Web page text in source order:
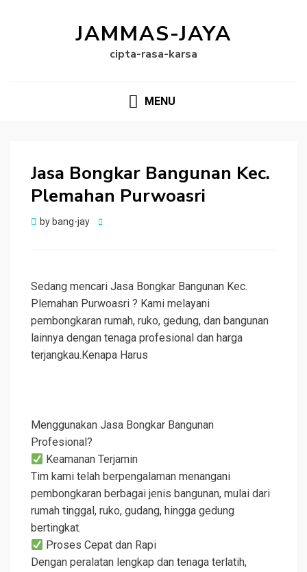
JAMMAS-JAYA
cipta-rasa-karsa
MENU
Jasa Bongkar Bangunan Kec.
Plemahan Purwoasri
by bang-jay
Posted
Sedang mencari Jasa Bongkar Bangunan Kec.
Plemahan Purwoasri ? Kami melayani
pembongkaran rumah, ruko, gedung, dan bangunan
lainnya dengan tenaga profesional dan harga
terjangkau.Kenapa Harus
Menggunakan Jasa Bongkar Bangunan
Profesional?
Keamanan Terjamin
Tim kami telah berpengalaman menangani
pembongkaran berbagai jenis bangunan, mulai dari
rumah tinggal, ruko, gudang, hingga gedung
bertingkat.
Proses Cepat dan Rapi
Dengan peralatan lengkap dan tenaga terlatih,